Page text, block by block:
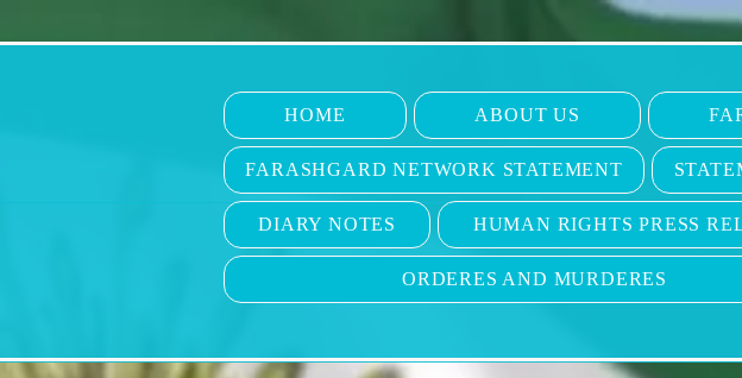
HOME ABOUT US
FARASHGARD NETWORK STATEMENT
DIARY NOTES HUMAN RIGHTS PRESS
ORDERES AND MURDERES